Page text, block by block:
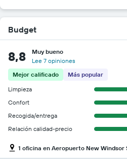
Budget
8,8
Muy bueno
Lee 7 opiniones
Mejor calificado
Más popular
Limpieza
Confort
Recogida/entrega
Relación calidad-precio
1 oficina en Aeropuerto New